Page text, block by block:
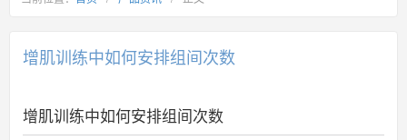
增肌训练中如何安排组间次数
增肌训练中如何安排组间次数